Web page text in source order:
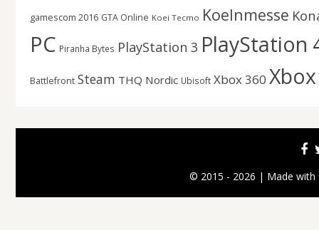
gamescom 2016 GTA Online Koei Tecmo Koelnmesse
PC Piranha Bytes PlayStation 3 PlayStation
Battlefront Steam THQ Nordic Ubisoft Xbox 360
© 2015 - 2026 | Made